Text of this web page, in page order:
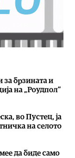
брзината и
на „Роудпол“
во Пустец, ја
на селото
да биде само